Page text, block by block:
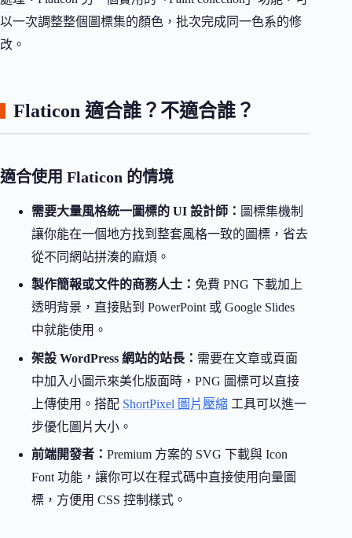
以一次調整整個圖標集的顏色，批次完成同一色系的修
改。
Flaticon 適合誰？不適合誰？
適合使用 Flaticon 的情境
需要大量風格統一圖標的 UI 設計師： 圖標集機制
讓你能在一個地方找到整套風格一致的圖標，省去
從不同網站拼湊的麻煩。
製作簡報或文件的商務人士： 免費 PNG 下載加上
透明背景，直接貼到 PowerPoint 或 Google Slides
中就能使用。
架設 WordPress 網站的站長： 需要在文章或頁面
中加入小圖示來美化版面時，PNG 圖標可以直接
上傳使用。搭配 ShortPixel 圖片壓縮 工具可以進一
步優化圖片大小。
前端開發者： Premium 方案的 SVG 下載與 Icon
Font 功能，讓你可以在程式碼中直接使用向量圖
標，方便用 CSS 控制樣式。